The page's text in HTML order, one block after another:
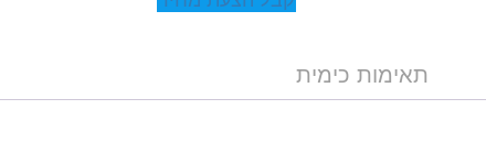
תאימות כימית